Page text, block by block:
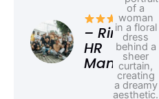
– Rina,
HR
Manager